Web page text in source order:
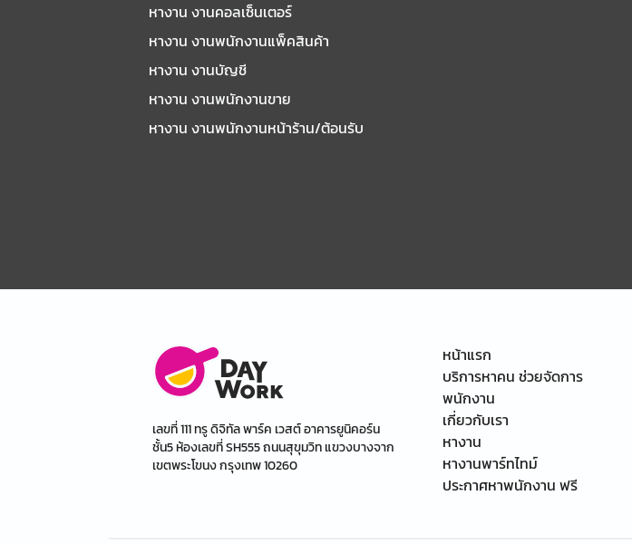
หางาน งานคอลเซ็นเตอร์
หางาน งานพนักงานแพ็คสินค้า
หางาน งานบัญชี
หางาน งานพนักงานขาย
หางาน งานพนักงานหน้าร้าน/ต้อนรับ
เลขที่ 111 ทรู ดิจิทัล พาร์ค เวสต์ อาคารยูนิคอร์น
ชั้น5 ห้องเลขที่ SH555 ถนนสุขุมวิท แขวงบางจาก
เขตพระโขนง กรุงเทพ 10260
หน้าแรก
บริการหาคน ช่วยจัดการ
พนักงาน
เกี่ยวกับเรา
หางาน
หางานพาร์ทไทม์
ประกาศหาพนักงาน ฟรี